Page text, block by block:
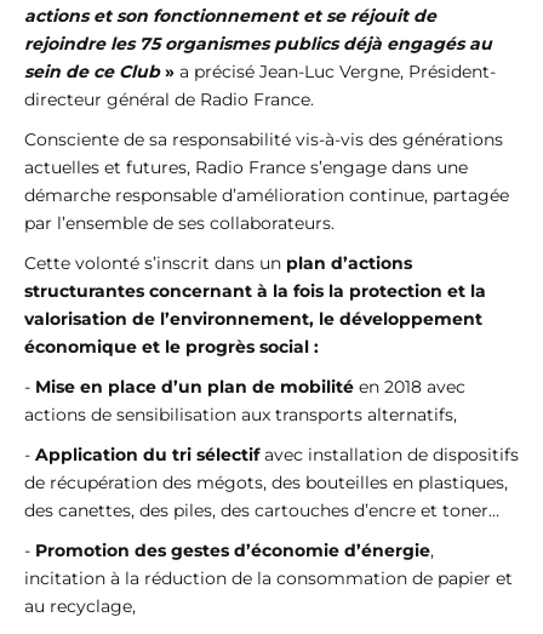
actions et son fonctionnement et se réjouit de
rejoindre les 75 organismes publics déjà engagés au
sein de ce Club» a précisé Jean-Luc Vergne, Président-
directeur général de Radio France.
Consciente de sa responsabilité vis-à-vis des générations
actuelles et futures, Radio France s’engage dans une
démarche responsable d’amélioration continue, partagée
par l’ensemble de ses collaborateurs.
Cette volonté s’inscrit dans un plan d’actions
structurantes concernant à la fois la protection et la
valorisation de l’environnement, le développement
économique et le progrès social :
- Mise en place d’un plan de mobilité en 2018 avec
actions de sensibilisation aux transports alternatifs,
- Application du tri sélectifavec installation de dispositifs
de récupération des mégots, des bouteilles en plastiques,
des canettes, des piles, des cartouches d’encre et toner…
- Promotion des gestes d’économie d’énergie,
incitation à la réduction de la consommation de papier et
au recyclage,